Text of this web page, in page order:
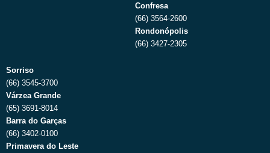
Confresa
(66) 3564-2600
Rondonópolis
(66) 3427-2305
Sorriso
(66) 3545-3700
Várzea Grande
(65) 3691-8014
Barra do Garças
(66) 3402-0100
Primavera do Leste